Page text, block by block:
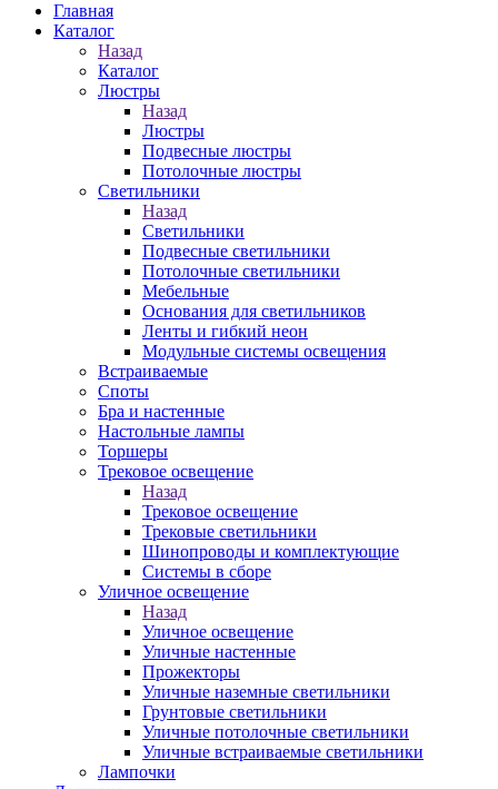
Главная
Каталог
Назад
Каталог
Люстры
Назад
Люстры
Подвесные люстры
Потолочные люстры
Светильники
Назад
Светильники
Подвесные светильники
Потолочные светильники
Мебельные
Основания для светильников
Ленты и гибкий неон
Модульные системы освещения
Встраиваемые
Споты
Бра и настенные
Настольные лампы
Торшеры
Трековое освещение
Назад
Трековое освещение
Трековые светильники
Шинопроводы и комплектующие
Системы в сборе
Уличное освещение
Назад
Уличное освещение
Уличные настенные
Прожекторы
Уличные наземные светильники
Грунтовые светильники
Уличные потолочные светильники
Уличные встраиваемые светильники
Лампочки